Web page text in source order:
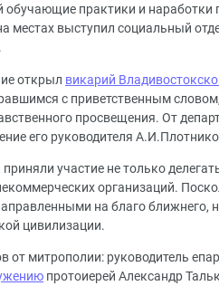
обучающие практики и
местах выступил социальный
.
открыл викарий
с приветственным
просвещения. От
его руководителя
участие не только
организаций.
на благо ближнего,
цивилизации.
от митрополии: руководитель
протоиерей Александр